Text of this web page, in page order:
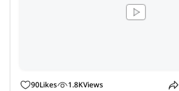
90Likes 1.8KViews